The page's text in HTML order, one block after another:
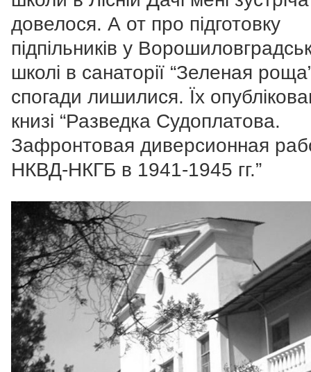
довелося. А от про підготовку
підпільників у
школі в санаторії “Зеленая
спогади лишилися. Їх
книзі “Разведка Судоплатова.
Зафронтовая диверсионная
НКВД-НКГБ в 1941-1945 гг.”